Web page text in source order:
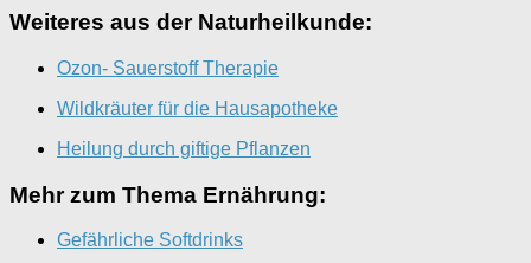
Weiteres aus der Naturheilkunde:
Ozon- Sauerstoff Therapie
Wildkräuter für die Hausapotheke
Heilung durch giftige Pflanzen
Mehr zum Thema Ernährung:
Gefährliche Softdrinks